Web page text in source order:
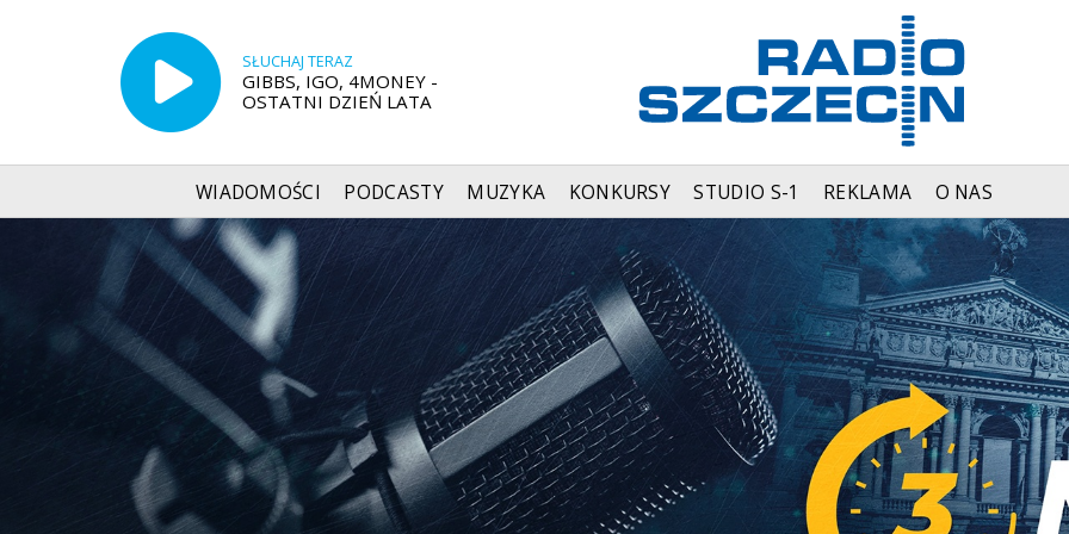
SŁUCHAJ TERAZ
GIBBS, IGO, 4MONEY -
OSTATNI DZIEŃ LATA
WIADOMOŚCI PODCASTY MUZYKA KONKURSY STUDIO S-1 REKLAMA O NAS